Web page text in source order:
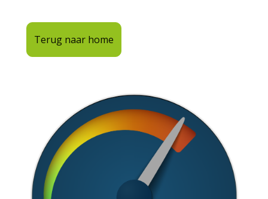
Terug naar home